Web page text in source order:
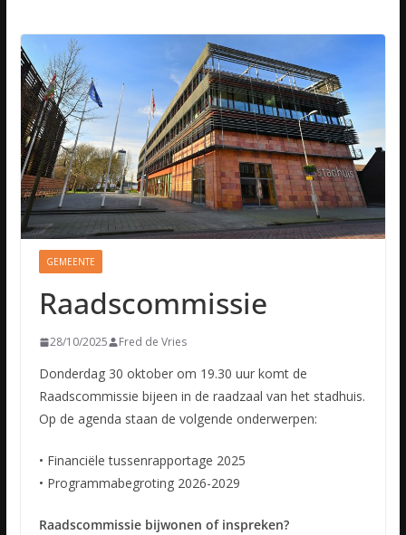
GEMEENTE
Raadscommissie
28/10/2025 Fred de Vries
Donderdag 30 oktober om 19.30 uur komt de
Raadscommissie bijeen in de raadzaal van het stadhuis.
Op de agenda staan de volgende onderwerpen:
• Financiële tussenrapportage 2025
• Programmabegroting 2026-2029
Raadscommissie bijwonen of inspreken?